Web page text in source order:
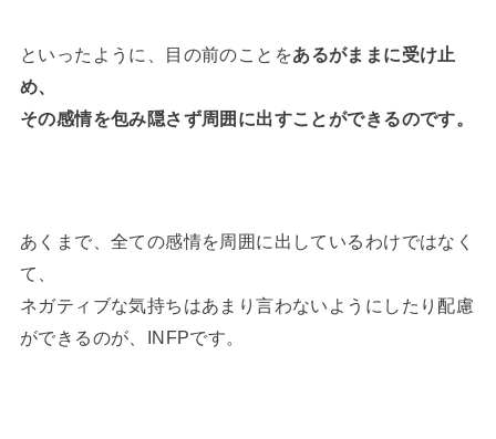
といったように、目の前のことをあるがままに受け止
め、
その感情を包み隠さず周囲に出すことができるのです。
あくまで、全ての感情を周囲に出しているわけではなく
て、
ネガティブな気持ちはあまり言わないようにしたり配慮
ができるのが、INFPです。